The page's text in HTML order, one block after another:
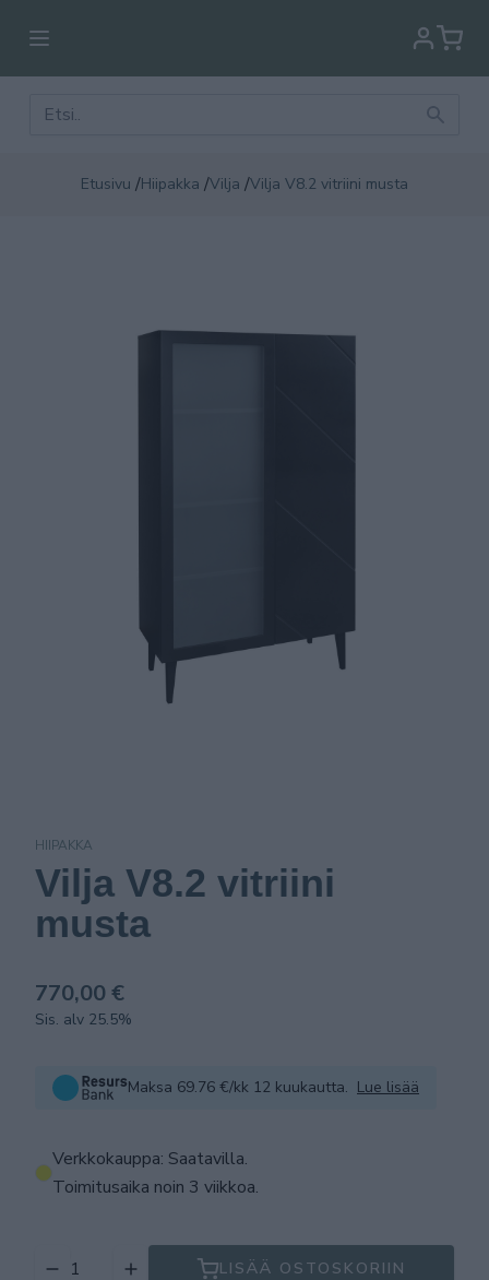
Etusivu /Hiipakka /Vilja /Vilja V8.2 vitriini musta
HIIPAKKA
Vilja V8.2 vitriini
musta
770,00 €
Sis. alv 25.5%
Maksa 69.76 €/kk 12 kuukautta. Lue lisää
Verkkokauppa: Saatavilla.
Toimitusaika noin 3 viikkoa.
LISÄÄ OSTOSKORIIN